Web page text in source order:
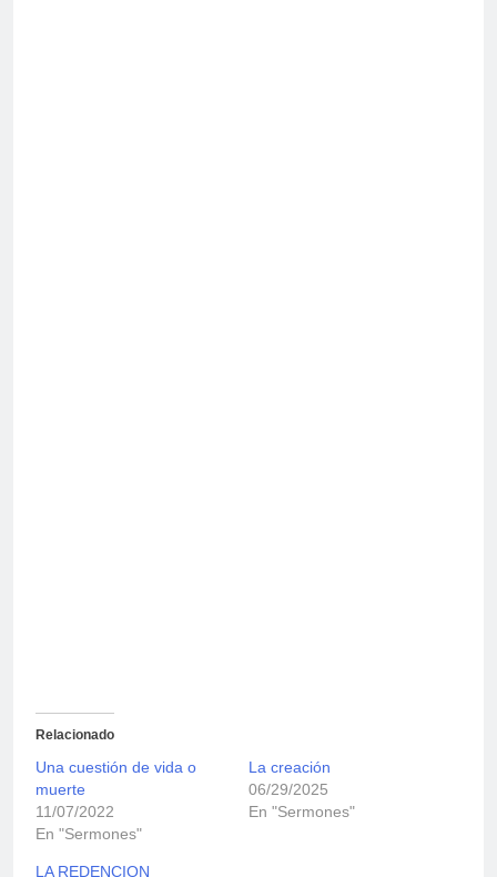
Relacionado
Una cuestión de vida o
muerte
11/07/2022
En "Sermones"
La creación
06/29/2025
En "Sermones"
LA REDENCION